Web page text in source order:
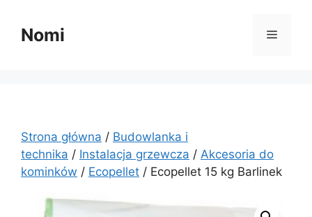
treściNomi Menu
Strona główna / Budowlanka i
technika / Instalacja grzewcza / Akcesoria do
kominków / Ecopellet / Ecopellet 15 kg Barlinek